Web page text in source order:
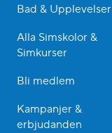
Bad & Upplevelser
Alla Simskolor &
Simkurser
Bli medlem
Kampanjer &
erbjudanden